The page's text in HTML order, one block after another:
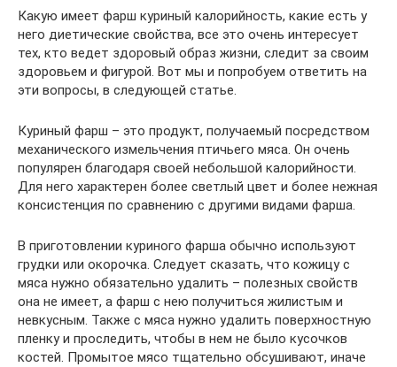
Какую имеет фарш куриный калорийность, какие есть у
него диетические свойства, все это очень интересует
тех, кто ведет здоровый образ жизни, следит за своим
здоровьем и фигурой. Вот мы и попробуем ответить на
эти вопросы, в следующей статье.
Куриный фарш – это продукт, получаемый посредством
механического измельчения птичьего мяса. Он очень
популярен благодаря своей небольшой калорийности.
Для него характерен более светлый цвет и более нежная
консистенция по сравнению с другими видами фарша.
В приготовлении куриного фарша обычно используют
грудки или окорочка. Следует сказать, что кожицу с
мяса нужно обязательно удалить – полезных свойств
она не имеет, а фарш с нею получиться жилистым и
невкусным. Также с мяса нужно удалить поверхностную
пленку и проследить, чтобы в нем не было кусочков
костей. Промытое мясо тщательно обсушивают, иначе